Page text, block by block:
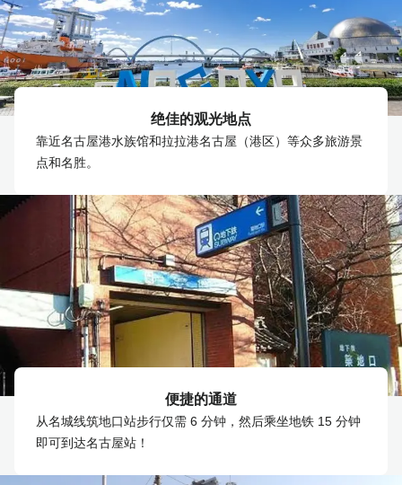
绝佳的观光地点
靠近名古屋港水族馆和拉拉港名古屋（港区）等众多旅游景
点和名胜。
便捷的通道
从名城线筑地口站步行仅需 6 分钟，然后乘坐地铁 15 分钟
即可到达名古屋站！